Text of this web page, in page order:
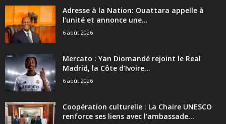
Adresse à la Nation: Ouattara appelle à
l’unité et annonce une...
6 août 2026
Mercato : Yan Diomandé rejoint le Real
Madrid, la Côte d’Ivoire...
6 août 2026
Coopération culturelle : La Chaire UNESCO
renforce ses liens avec l’ambassade...